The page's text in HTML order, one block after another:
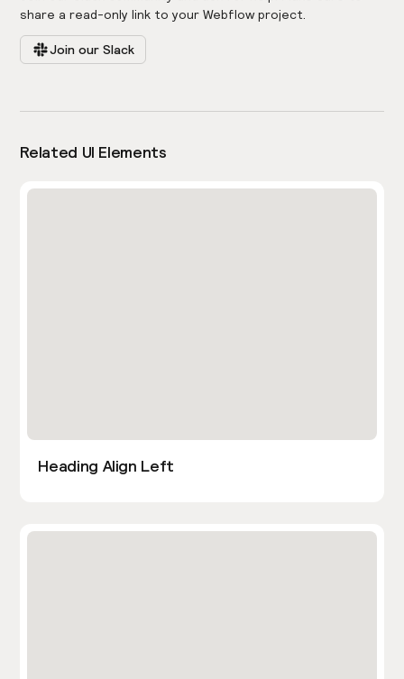
share a read-only link to your Webflow project.
Join our Slack
Related UI Elements
Heading Align Left